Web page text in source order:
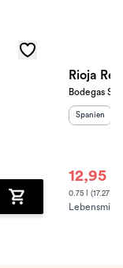
Zum Warenkorb
Rioja
Bodegas
Spanien
12,95 €
0.75 l (17.27 €